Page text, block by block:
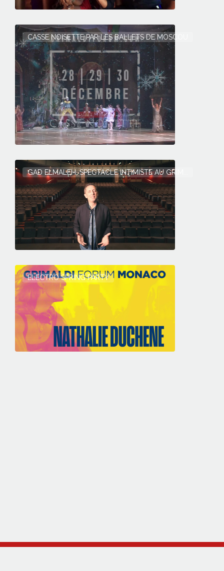
CASSE NOISETTE PAR LES BALLETS DE MOSCOU
GAD ELMALEH, SPECTACLE INTIMISTE AU GRIM...
ELECTRO SPRING PARTY